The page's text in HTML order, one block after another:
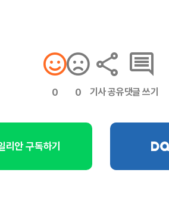
0 0 기사 공유댓글 쓰기
리안 구독하기